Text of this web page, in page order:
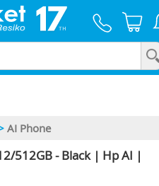
AI Phone
512GB - Black | Hp AI |